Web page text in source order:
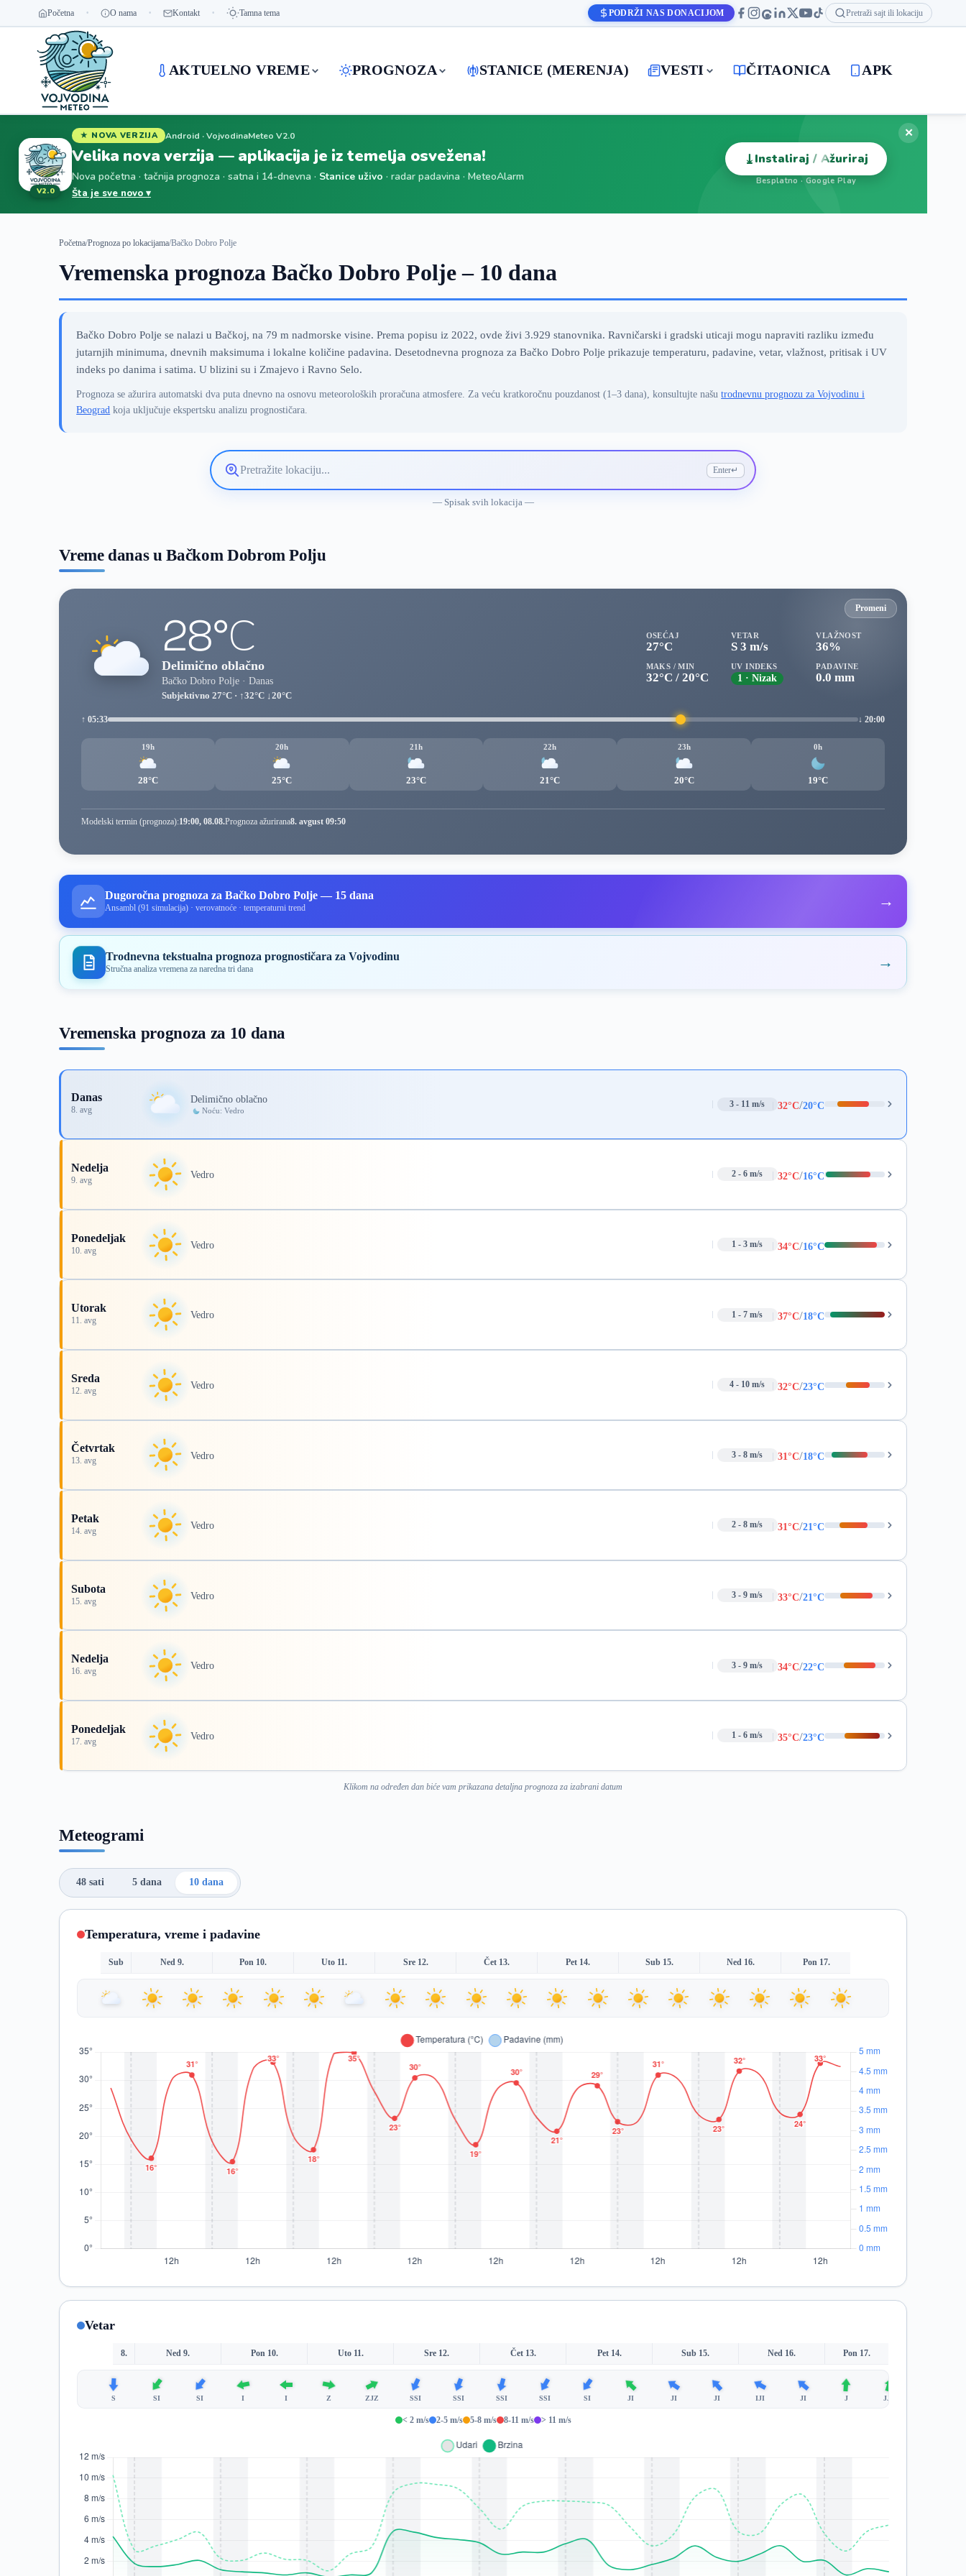
Početna O nama Kontakt Tamna tema PODRŽI NAS DONACIJOM Pretraži sajt ili lokaciju
AKTUELNO VREME PROGNOZA STANICE (MERENJA) VESTI ČITAONICA APK
V2.0
★ NOVA VERZIJA Android · VojvodinaMeteo V2.0
Velika nova verzija — aplikacija je iz temelja osvežena!
Nova početna · tačnija prognoza · satna i 14-dnevna · Stanice uživo · radar padavina · MeteoAlarm
Šta je sve novo ▾
⤓Instaliraj / Ažuriraj
Besplatno · Google Play
✕
Početna/Prognoza po lokacijama/Bačko Dobro Polje
Vremenska prognoza Bačko Dobro Polje – 10 dana
Bačko Dobro Polje se nalazi u Bačkoj, na 79 m nadmorske visine. Prema popisu iz 2022, ovde živi 3.929 stanovnika. Ravničarski i gradski uticaji mogu napraviti razliku između
jutarnjih minimuma, dnevnih maksimuma i lokalne količine padavina. Desetodnevna prognoza za Bačko Dobro Polje prikazuje temperaturu, padavine, vetar, vlažnost, pritisak i UV
indeks po danima i satima. U blizini su i Zmajevo i Ravno Selo.
Prognoza se ažurira automatski dva puta dnevno na osnovu meteoroloških proračuna atmosfere. Za veću kratkoročnu pouzdanost (1–3 dana), konsultujte našutrodnevnu prognozu za Vojvodinu i
Beograd koja uključuje ekspertsku analizu prognostičara.
Pretražite
lokaciju
Enter↵
— Spisak svih lokacija —
Vreme danas u Bačkom Dobrom Polju
Promeni
28°C
Delimično oblačno
Bačko Dobro Polje · Danas
Subjektivno 27°C · ↑32°C ↓20°C
OSEĆAJ
27°C
VETAR
S 3 m/s
VLAŽNOST
36%
MAKS / MIN
32°C / 20°C
UV INDEKS
1 · Nizak
PADAVINE
0.0 mm
↑ 05:33 ↓ 20:00
19h
28°C
20h
25°C
21h
23°C
22h
21°C
23h
20°C
0h
19°C
Modelski termin (prognoza):19:00, 08.08.Prognoza ažurirana8. avgust 09:50
Dugoročna prognoza za Bačko Dobro Polje — 15 dana
Ansambl (91 simulacija) · verovatnoće · temperaturni trend →
Trodnevna tekstualna prognoza prognostičara za Vojvodinu
Stručna analiza vremena za naredna tri dana →
Vremenska prognoza za 10 dana
Danas
8. avg
Delimično oblačno
Noću: Vedro
3 - 11 m/s 32°C/20°C
Nedelja
9. avg Vedro 2 - 6 m/s 32°C/16°C
Ponedeljak
10. avg Vedro 1 - 3 m/s 34°C/16°C
Utorak
11. avg Vedro 1 - 7 m/s 37°C/18°C
Sreda
12. avg Vedro 4 - 10 m/s 32°C/23°C
Četvrtak
13. avg Vedro 3 - 8 m/s 31°C/18°C
Petak
14. avg Vedro 2 - 8 m/s 31°C/21°C
Subota
15. avg Vedro 3 - 9 m/s 33°C/21°C
Nedelja
16. avg Vedro 3 - 9 m/s 34°C/22°C
Ponedeljak
17. avg Vedro 1 - 6 m/s 35°C/23°C
Klikom na određen dan biće vam prikazana detaljna prognoza za izabrani datum
Meteogrami
48 sati 5 dana 10 dana
Temperatura, vreme i padavine
Sub Ned 9. Pon 10. Uto 11. Sre 12. Čet 13. Pet 14. Sub 15. Ned 16. Pon 17.
Vetar
8. Ned 9. Pon 10. Uto 11. Sre 12. Čet 13. Pet 14. Sub 15. Ned 16. Pon 17.
S SI SI I I Z ZJZ SSI SSI SSI SSI SI JI JI JI IJI JI J JJZ
< 2 m/s 2-5 m/s 5-8 m/s 8-11 m/s > 11 m/s